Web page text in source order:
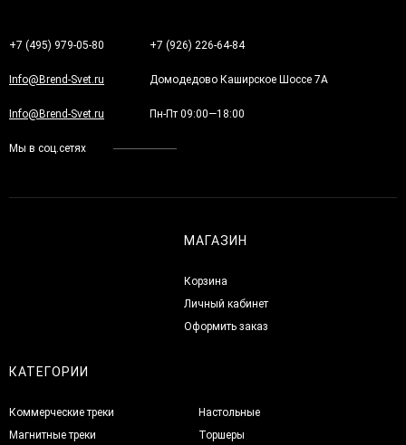
+7 (495) 979-05-80 +7 (926) 226-64-84
Info@Brend-Svet.ru Домодедово Каширское Шоссе 7А
Info@Brend-Svet.ru Пн-Пт 09:00—18:00
Мы в соц.сетях
МАГАЗИН
Корзина
Личный кабинет
Оформить заказ
КАТЕГОРИИ
Коммерческие треки
Магнитные треки
Настольные
Торшеры